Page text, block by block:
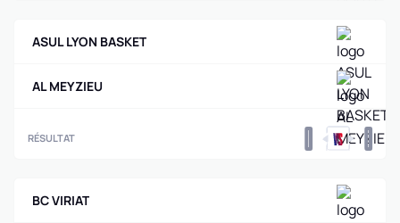
ASUL LYON BASKET
AL MEYZIEU
RÉSULTAT 0 0
BC VIRIAT